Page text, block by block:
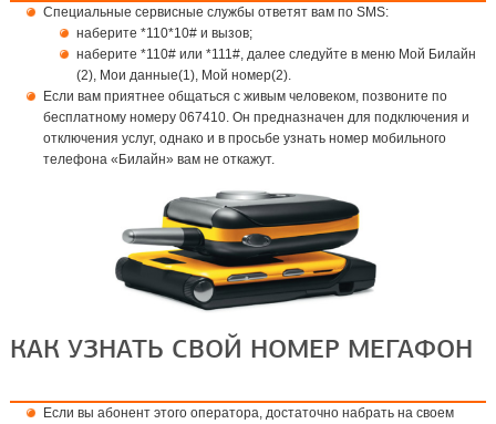
Специальные сервисные службы ответят вам по SMS:
наберите *110*10# и вызов;
наберите *110# или *111#, далее следуйте в меню Мой Билайн
(2), Мои данные(1), Мой номер(2).
Если вам приятнее общаться с живым человеком, позвоните по
бесплатному номеру 067410. Он предназначен для подключения и
отключения услуг, однако и в просьбе узнать номер мобильного
телефона «Билайн» вам не откажут.
КАК УЗНАТЬ СВОЙ НОМЕР МЕГАФОН
Если вы абонент этого оператора, достаточно набрать на своем